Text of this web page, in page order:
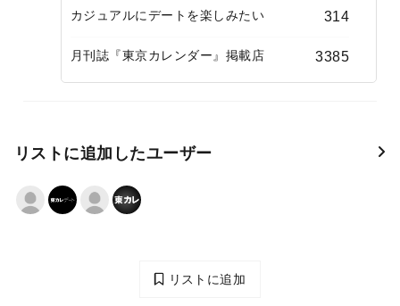
カジュアルにデートを楽しみたい 314
月刊誌『東京カレンダー』掲載店 3385
リストに追加したユーザー
リストに追加